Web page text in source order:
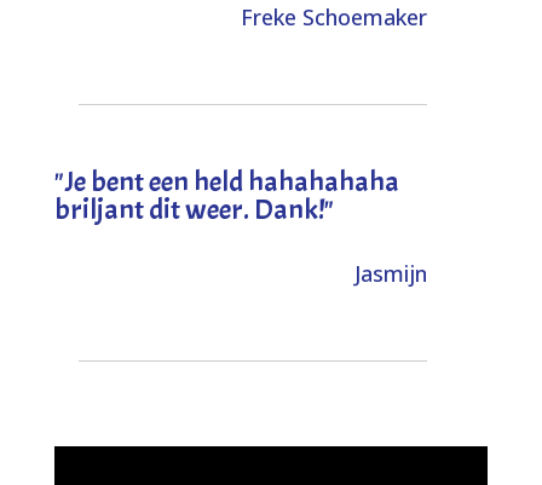
Freke Schoemaker
"Je bent een held hahahahaha
briljant dit weer. Dank!"
Jasmijn